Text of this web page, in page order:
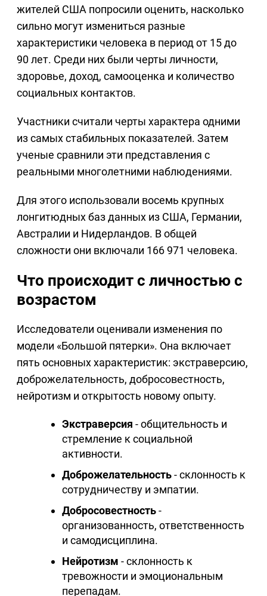
жителей США попросили оценить, насколько
сильно могут измениться разные
характеристики человека в период от 15 до
90 лет. Среди них были черты личности,
здоровье, доход, самооценка и количество
социальных контактов.
Участники считали черты характера одними
из самых стабильных показателей. Затем
ученые сравнили эти представления с
реальными многолетними наблюдениями.
Для этого использовали восемь крупных
лонгитюдных баз данных из США, Германии,
Австралии и Нидерландов. В общей
сложности они включали 166 971 человека.
Что происходит с личностью с
возрастом
Исследователи оценивали изменения по
модели «Большой пятерки». Она включает
пять основных характеристик: экстраверсию,
доброжелательность, добросовестность,
нейротизм и открытость новому опыту.
Экстраверсия - общительность и
стремление к социальной
активности.
Доброжелательность- склонность к
сотрудничеству и эмпатии.
Добросовестность-
организованность, ответственность
и самодисциплина.
Нейротизм - склонность к
тревожности и эмоциональным
перепадам.